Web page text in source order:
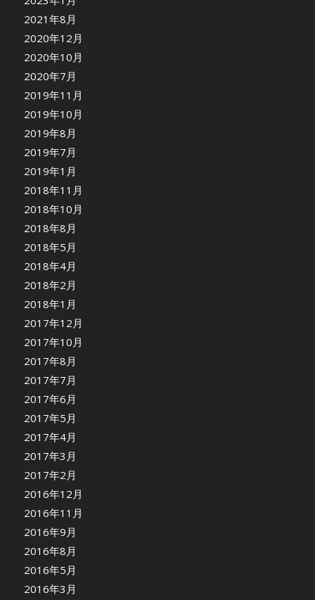
2021年8月
2020年12月
2020年10月
2020年7月
2019年11月
2019年10月
2019年8月
2019年7月
2019年1月
2018年11月
2018年10月
2018年8月
2018年5月
2018年4月
2018年2月
2018年1月
2017年12月
2017年10月
2017年8月
2017年7月
2017年6月
2017年5月
2017年4月
2017年3月
2017年2月
2016年12月
2016年11月
2016年9月
2016年8月
2016年5月
2016年3月